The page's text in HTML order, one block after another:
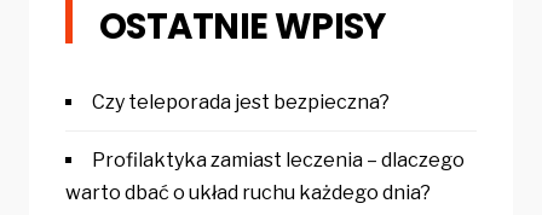
OSTATNIE WPISY
Czy teleporada jest bezpieczna?
Profilaktyka zamiast leczenia – dlaczego
warto dbać o układ ruchu każdego dnia?